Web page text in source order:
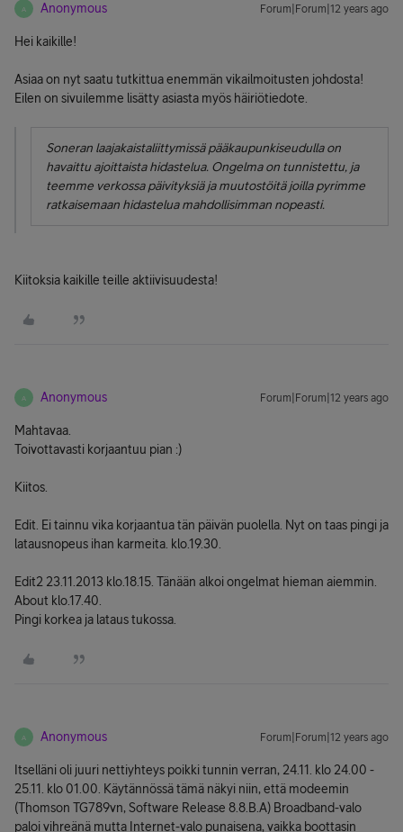
A Anonymous Forum|Forum|12 years ago
Hei kaikille!
Asiaa on nyt saatu tutkittua enemmän vikailmoitusten johdosta!
Eilen on sivuilemme lisätty asiasta myös häiriötiedote.
Soneran laajakaistaliittymissä pääkaupunkiseudulla on
havaittu ajoittaista hidastelua. Ongelma on tunnistettu, ja
teemme verkossa päivityksiä ja muutostöitä joilla pyrimme
ratkaisemaan hidastelua mahdollisimman nopeasti.
Kiitoksia kaikille teille aktiivisuudesta!
A Anonymous Forum|Forum|12 years ago
Mahtavaa.
Toivottavasti korjaantuu pian :)
Kiitos.
Edit. Ei tainnu vika korjaantua tän päivän puolella. Nyt on taas pingi ja
latausnopeus ihan karmeita. klo.19.30.
Edit2 23.11.2013 klo.18.15. Tänään alkoi ongelmat hieman aiemmin.
About klo.17.40.
Pingi korkea ja lataus tukossa.
A Anonymous Forum|Forum|12 years ago
Itselläni oli juuri nettiyhteys poikki tunnin verran, 24.11. klo 24.00 -
25.11. klo 01.00. Käytännössä tämä näkyi niin, että modeemin
(Thomson TG789vn, Software Release 8.8.B.A) Broadband-valo
paloi vihreänä mutta Internet-valo punaisena, vaikka boottasin